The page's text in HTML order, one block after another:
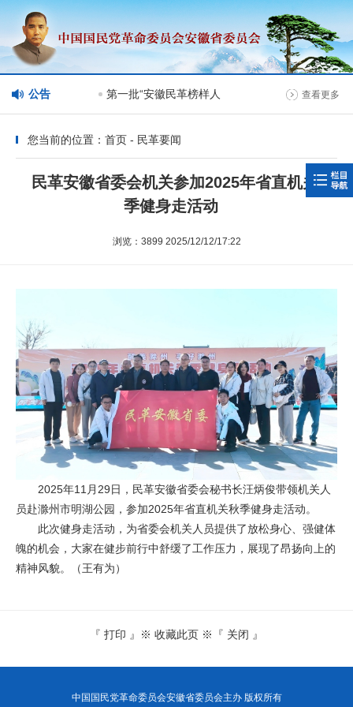
公告
管理情况 查看更多
您当前的位置：首页 - 民革要闻
民革安徽省委会机关参加2025年省直机关秋
季健身走活动
浏览：3899 2025/12/12/17:22
2025年11月29日，民革安徽省委会秘书长汪炳俊带领机关人
员赴滁州市明湖公园，参加2025年省直机关秋季健身走活动。
此次健身走活动，为省委会机关人员提供了放松身心、强健体
魄的机会，大家在健步前行中舒缓了工作压力，展现了昂扬向上的
精神风貌。（王有为）
『 打印 』※ 收藏此页 ※『 关闭 』
中国国民党革命委员会安徽省委员会主办 版权所有